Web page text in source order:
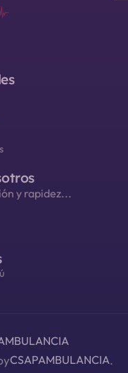
y rapidez...
CSAPAMBULANCIA.